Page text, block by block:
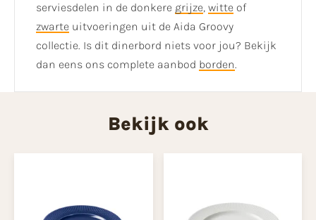
serviesdelen in de donkere grijze, witte of
zwarte uitvoeringen uit de Aida Groovy
collectie. Is dit dinerbord niets voor jou? Bekijk
dan eens ons complete aanbod borden.
Bekijk ook